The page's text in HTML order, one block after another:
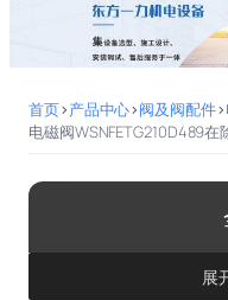
首页>产品中心>阀及阀配件>
电磁阀WSNFETG210D489
展